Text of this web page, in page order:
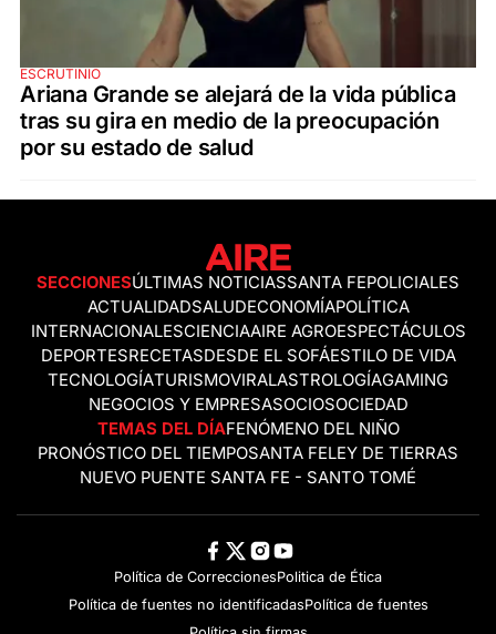
ESCRUTINIO
Ariana Grande se alejará de la vida pública
tras su gira en medio de la preocupación
por su estado de salud
SECCIONESÚLTIMAS NOTICIASSANTA FEPOLICIALES
ACTUALIDADSALUDECONOMÍAPOLÍTICA
INTERNACIONALESCIENCIAAIRE AGROESPECTÁCULOS
DEPORTESRECETASDESDE EL SOFÁESTILO DE VIDA
TECNOLOGÍATURISMOVIRALASTROLOGÍAGAMING
NEGOCIOS Y EMPRESASOCIOSOCIEDAD
TEMAS DEL DÍAFENÓMENO DEL NIÑO
PRONÓSTICO DEL TIEMPOSANTA FELEY DE TIERRAS
NUEVO PUENTE SANTA FE - SANTO TOMÉ
Política de CorreccionesPolitica de Ética
Política de fuentes no identificadasPolítica de fuentes